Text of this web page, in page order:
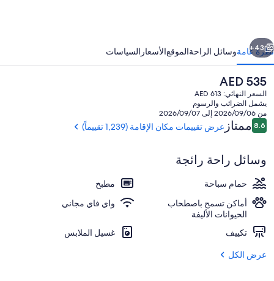
سنتر
من حمّامات السباحة المغطاة، مقاعد
التالي
43+
نظرة عامةوسائل الراحةالموقعالأسعار السياسات
السعر
الحالي
هو
AED
535
AED 535
السعر النهائي: AED 613
يشمل الضرائب والرسوم
من 2026/09/06 إلى 2026/09/07
التقييمات
8.68.6 من 10ممتاز عرض تقييمات مكان الإقامة (1,239 تقييماً)
وسائل راحة رائجة
حمام سباحة
مطبخ
أماكن تسمح باصطحاب
الحيوانات الأليفة
واي فاي مجاني
تكييف
غسيل الملابس
عرض الكل